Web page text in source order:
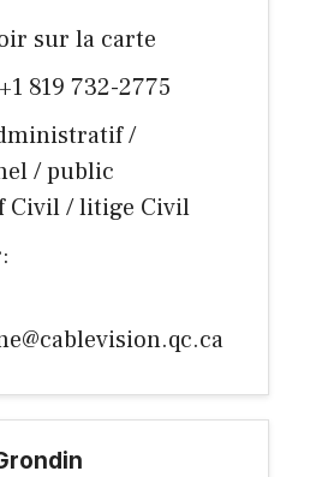
sur la carte
819 732-2775
/
/ public
Civil / litige Civil
: